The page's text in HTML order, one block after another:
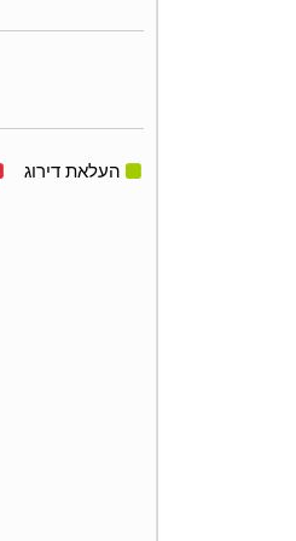
העלאת דירוג